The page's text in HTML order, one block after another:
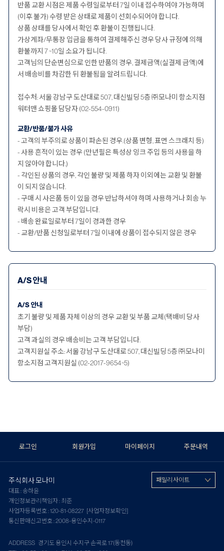
반품 교환 시점은 제품 수령일로부터 7일 이내 접수하여야 가능하며
(이후 불가) 수령 받은 상태로 제품이 선회수되어야 합니다.
상품 상태를 당사에서 확인 후 환불이 진행됩니다.
가상계좌/무통장 입금을 통하여 결제해주신 경우 당사 규정에 의해
환불까지 7 ~10일 소요가 됩니다.
고객님의 단순변심으로 인한 반품의 경우, 결제금액(실결제 금액)에
서 배송비를 차감한 뒤 환불됨을 알려드립니다.
접수처: 서울 강남구 도산대로 507, 대신빌딩 5층 ㈜모나미 항소지점
워터맨 쇼핑몰 담당자 (02-554-0911)
교환/반품/불가 사유
- 고객의 부주의로 상품이 파손된 경우.(상품 변형, 표면 스크래치 등)
- 사용 흔적이 있는 경우 (만년필은 특성상 잉크 주입 등의 사용을 하
지 않아야 합니다.)
- 각인된 상품의 경우, 각인 불량 및 제품 하자 이외에는 교환 및 환불
이 되지 않습니다.
- 구매 시 사은품 등이 있을 경우 반납하셔야 하며 사용하거나 회송 누
락시 비용은 고객 부담입니다.
- 배송 완료일로부터 7일이 경과한 경우
- 교환/반품 신청일로부터 7일 이내에 상품이 접수되지 않은 경우
A/S 안내
A/S 안내
초기 불량 및 제품 자체 이상의 경우 교환 및 부품 교체(택배비 당사
부담)
고객 과실의 경우 배송비는 고객 부담입니다.
고객지원실 주소: 서울 강남구 도산대로 507, 대신빌딩 5층 ㈜모나미
항소지점 고객지원실 (02-2017-9654~5)
로그인 회원가입 마이페이지 주문내역
주식회사 모나미
대표 : 송하윤
개인정보관리책임자 : 최준
사업자등록번호 : 120-81-08227 [사업자정보확인]
통신판매신고번호 : 2008-용인수지-0117
ADDRESS 경기도 용인시 수지구 손곡로 17(동천동)
패밀리 사이트